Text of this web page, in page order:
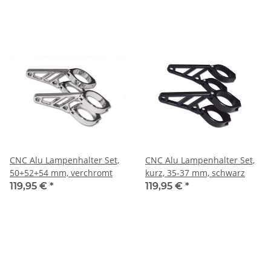
CNC Alu Lampenhalter Set,
50+52+54 mm, verchromt
119,95 € *
CNC Alu Lampenhalter Set,
kurz, 35-37 mm, schwarz
119,95 € *